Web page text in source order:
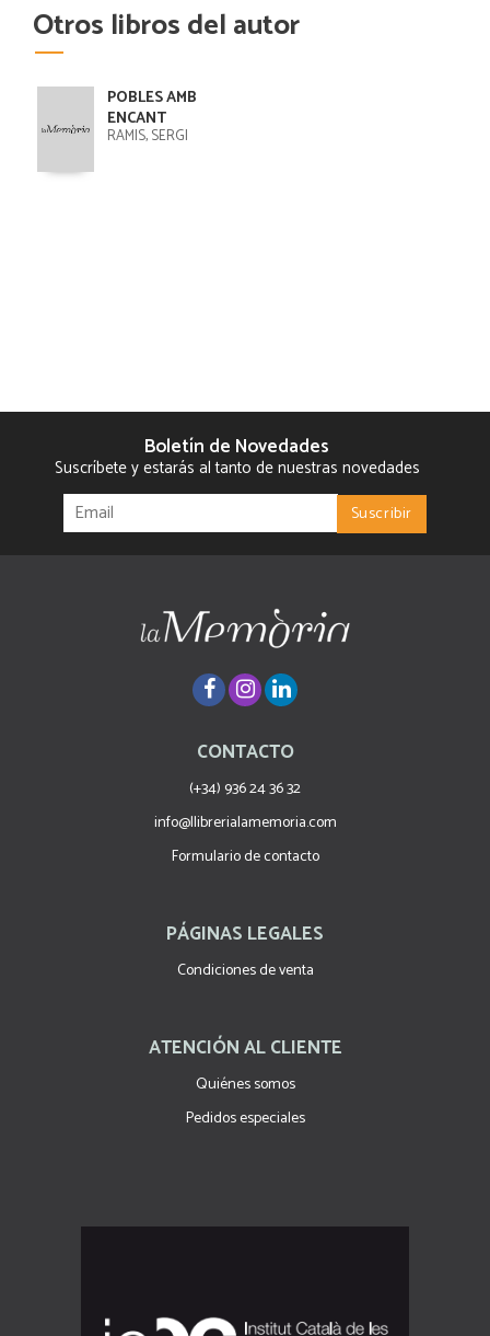
Otros libros del autor
POBLES AMB
ENCANT
RAMIS, SERGI
Boletín de Novedades
Suscríbete y estarás al tanto de nuestras novedades
CONTACTO
(+34) 936 24 36 32
info@llibrerialamemoria.com
Formulario de contacto
PÁGINAS LEGALES
Condiciones de venta
ATENCIÓN AL CLIENTE
Quiénes somos
Pedidos especiales